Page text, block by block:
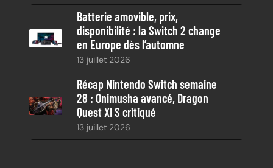
Batterie amovible, prix,
disponibilité : la Switch 2 change
en Europe dès l’automne
13 juillet 2026
Récap Nintendo Switch semaine
28 : Onimusha avancé, Dragon
Quest XI S critiqué
13 juillet 2026